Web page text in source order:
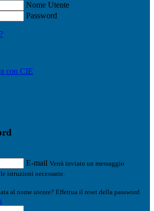
Nome Utente
Password
con CIE
E-mail Verrà inviato un messaggio
istruzioni necessarie.
al nome utente? Effettua il reset della password